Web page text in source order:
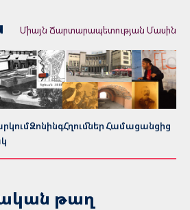
Միայն Ճարտարապետության Մասին
ԶոնինգՀղումներ Համացանցից
թաղ